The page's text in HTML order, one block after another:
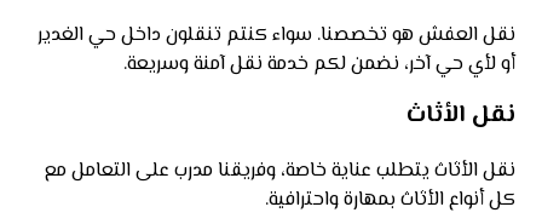
نقل العفش هو تخصصنا. سواء كنتم تنقلون داخل حي الغدير
أو لأي حي آخر، نضمن لكم خدمة نقل آمنة وسريعة.
نقل الأثاث
نقل الأثاث يتطلب عناية خاصة، وفريقنا مدرب على التعامل مع
كل أنواع الأثاث بمهارة واحترافية.